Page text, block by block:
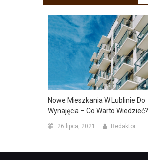
Nowe Mieszkania W Lublinie Do
Wynajęcia – Co Warto Wiedzieć?
26 lipca, 2021 Redaktor